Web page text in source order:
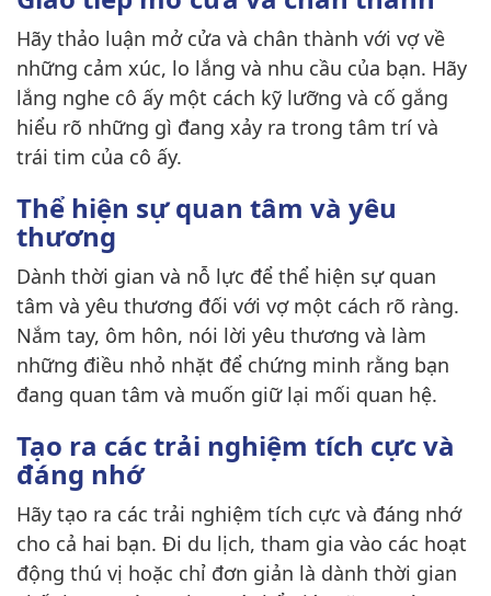
Hãy thảo luận mở cửa và chân thành với vợ về
những cảm xúc, lo lắng và nhu cầu của bạn. Hãy
lắng nghe cô ấy một cách kỹ lưỡng và cố gắng
hiểu rõ những gì đang xảy ra trong tâm trí và
trái tim của cô ấy.
Thể hiện sự quan tâm và yêu
thương
Dành thời gian và nỗ lực để thể hiện sự quan
tâm và yêu thương đối với vợ một cách rõ ràng.
Nắm tay, ôm hôn, nói lời yêu thương và làm
những điều nhỏ nhặt để chứng minh rằng bạn
đang quan tâm và muốn giữ lại mối quan hệ.
Tạo ra các trải nghiệm tích cực và
đáng nhớ
Hãy tạo ra các trải nghiệm tích cực và đáng nhớ
cho cả hai bạn. Đi du lịch, tham gia vào các hoạt
động thú vị hoặc chỉ đơn giản là dành thời gian